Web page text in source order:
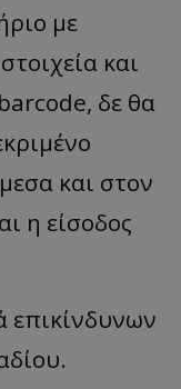
με
και
δε θα
και στον
η είσοδος
επικίνδυνων